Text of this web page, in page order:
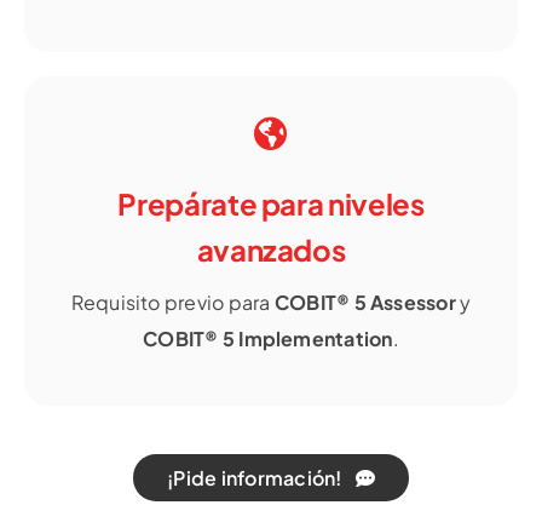
Prepárate para niveles
avanzados
Requisito previo para COBIT® 5 Assessory
COBIT® 5 Implementation.
¡Pide información!